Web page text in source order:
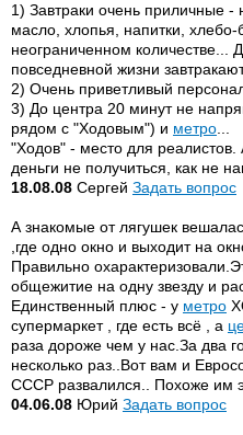
1) Завтраки очень приличные -
масло, хлопья, напитки,
неограниченном количестве...
повседневной жизни
2) Очень приветливый
3) До центра 20 минут не
рядом с "Ходовым") и метро
"Ходов" - место для реалистов.
деньги не получиться, как не
18.08.08 Сергей Задать вопрос
А знакомые от лягушек
,где одно окно и выходит на
Правильно
общежитие на одну звезду и
Единственный плюс - у метро
супермаркет , где есть всё , а
раза дороже чем у нас.За два
несколько раз..Вот вам и
СССР развалился.. Похоже им
04.06.08 Юрий Задать вопрос